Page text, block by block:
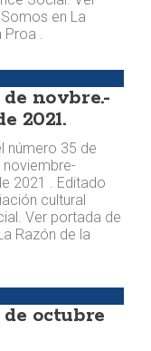
en La
Proa .
novbre.-
2021.
número 35 de
2021 . Editado
cultural
Ver portada de
Razón de la
octubre